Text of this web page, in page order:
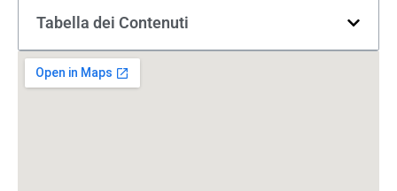
Tabella dei Contenuti